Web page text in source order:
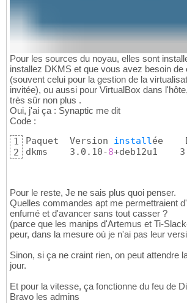
Pour les sources du noyau, elles sont
installez DKMS et que vous avez besoin de
(souvent celui pour la gestion de la
invitée), ou aussi pour VirtualBox dans
très sûr non plus .
Oui, j'ai ça : Synaptic me dit
Code :
1
2
Paquet  Version installée
dkms    3.0.10-8+deb12u1
Pour le reste, Je ne sais plus quoi penser.
Quelles commandes apt me permettraient
enfumé et d'avancer sans tout casser ?
(parce que les manips d'Artemus et Ti-
peur, dans la mesure où je n'ai pas leur
Sinon, si ça ne craint rien, on peut attendre
jour.
Et pour la vitesse, ça fonctionne du feu de
Bravo les admins